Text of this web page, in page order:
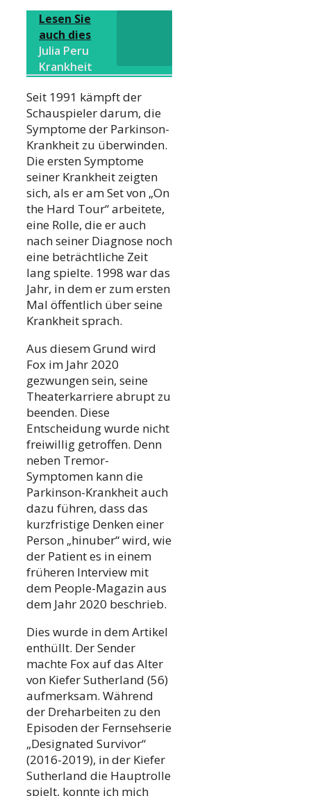
Lesen Sie
auch dies
Julia Peru
Krankheit
Seit 1991 kämpft der
Schauspieler darum, die
Symptome der Parkinson-
Krankheit zu überwinden.
Die ersten Symptome
seiner Krankheit zeigten
sich, als er am Set von „On
the Hard Tour“ arbeitete,
eine Rolle, die er auch
nach seiner Diagnose noch
eine beträchtliche Zeit
lang spielte. 1998 war das
Jahr, in dem er zum ersten
Mal öffentlich über seine
Krankheit sprach.
Aus diesem Grund wird
Fox im Jahr 2020
gezwungen sein, seine
Theaterkarriere abrupt zu
beenden. Diese
Entscheidung wurde nicht
freiwillig getroffen. Denn
neben Tremor-
Symptomen kann die
Parkinson-Krankheit auch
dazu führen, dass das
kurzfristige Denken einer
Person „hinuber“ wird, wie
der Patient es in einem
früheren Interview mit
dem People-Magazin aus
dem Jahr 2020 beschrieb.
Dies wurde in dem Artikel
enthüllt. Der Sender
machte Fox auf das Alter
von Kiefer Sutherland (56)
aufmerksam. Während
der Dreharbeiten zu den
Episoden der Fernsehserie
„Designated Survivor“
(2016-2019), in der Kiefer
Sutherland die Hauptrolle
spielt, konnte ich mich